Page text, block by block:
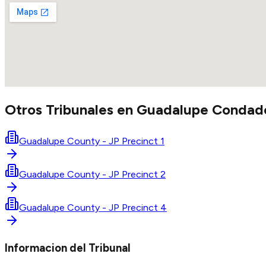
Otros Tribunales en Guadalupe
Guadalupe County - JP Precinct 1
Guadalupe County - JP Precinct 2
Guadalupe County - JP Precinct 4
Informacion del Tribunal